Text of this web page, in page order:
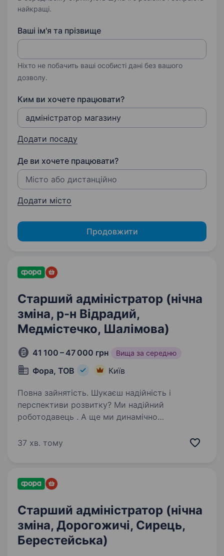
найкращі.
Ваші ім'я та прізвище
Ніхто не побачить ваші особисті дані без вашого
дозволу.
Ким ви хочете працювати?
Додати посаду
Де ви хочете працювати?
Додати місто
Продовжити
Старший адміністратор (нічна
зміна, р-н Відрадий,
Медмістечко, Шалімова)
41 100 – 47 000 грн Вища за середню
Фора, ТОВ Київ
Повна зайнятість. Шукаєш надійність і
перспективи розвитку? Ми надійний
роботодавець . А ще ми динамічно
Запрошуємо на роботу в нічні зміни
37 хв. тому
Старший адміністратор (нічна
зміна, Дорогожичі, Сирець,
Берестейська)